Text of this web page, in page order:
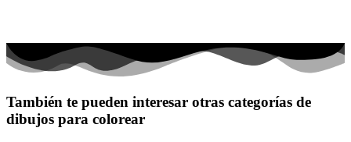
También te pueden interesar otras categorías de
dibujos para colorear